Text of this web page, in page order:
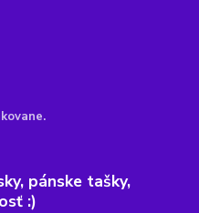
pánske tašky,
:)